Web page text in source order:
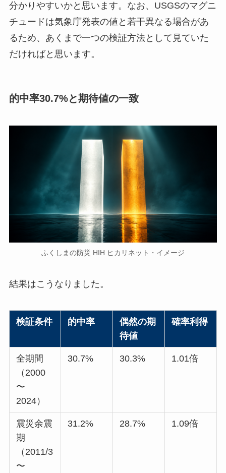
分かりやすいかと思います。なお、USGSのマグニ
チュードは気象庁発表の値と若干異なる場合があ
るため、あくまで一つの検証方法として見ていた
だければと思います。
的中率30.7%と期待値の一致
ふくしまの防災 HIH ヒカリネット・イメージ
結果はこうなりました。
検証条件 的中率
偶然の期
待値
確率利得
全期間
（2000
〜
2024）
30.7% 30.3% 1.01倍
震災余震
期
（2011/3
〜
31.2% 28.7% 1.09倍